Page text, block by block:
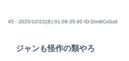
45 : 2025/10/22(水) 01:08:35.00 ID:SIm9CvGs0
ジャンも怪作の類やろ